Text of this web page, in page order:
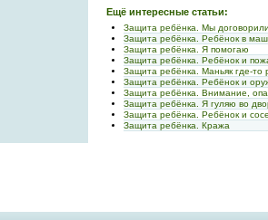
Ещё интересные статьи:
Защита ребёнка. Мы
Защита ребёнка. Ребёнок в
Защита ребёнка. Я помогаю
Защита ребёнка. Ребёнок и
Защита ребёнка. Маньяк где-то
Защита ребёнка. Ребёнок и
Защита ребёнка. Внимание,
Защита ребёнка. Я гуляю во
Защита ребёнка. Ребёнок и
Защита ребёнка. Кража